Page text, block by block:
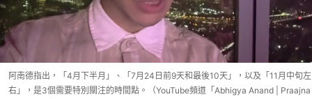
阿南德指出，「4月下半月」、「7月24日前9天和最後10天」，以及「11月中旬左
右」，是3個需要特別關注的時間點。（YouTube頻道「Abhigya Anand | Praajna